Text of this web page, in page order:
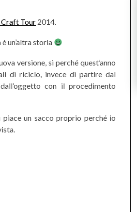
Craft Tour 2014.
un’altra storia
versione, si perché quest’anno
di riciclo, invece di partire dal
con il procedimento
un sacco proprio perché io